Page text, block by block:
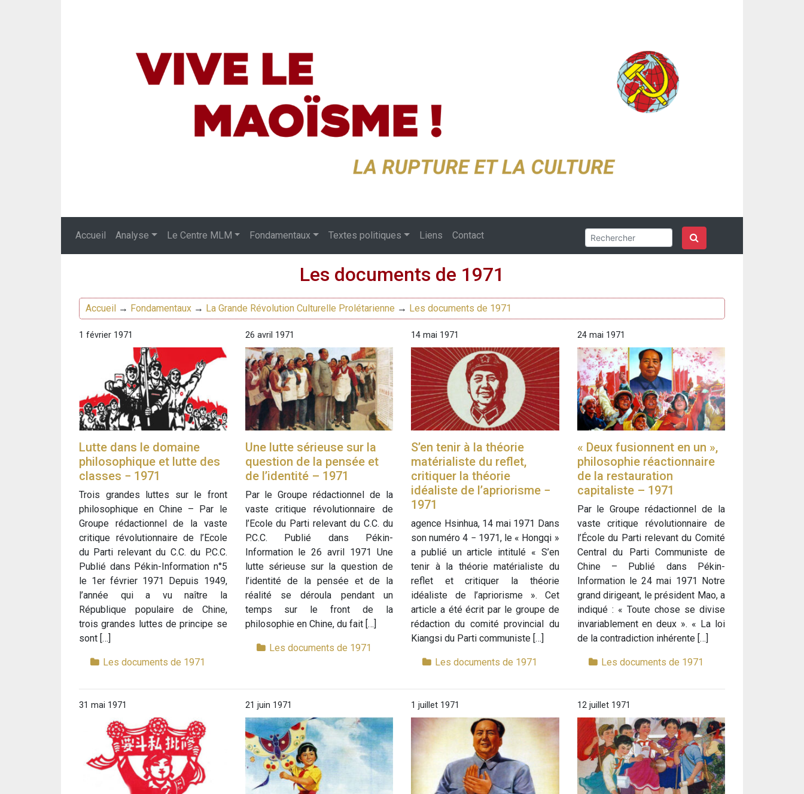
Accueil Analyse Le Centre MLM Fondamentaux Textes politiques Liens Contact
Les documents de 1971
Accueil → Fondamentaux → La Grande Révolution Culturelle Prolétarienne → Les documents de 1971
1 février 1971
Lutte dans le domaine
philosophique et lutte des
classes − 1971
Trois grandes luttes sur le front
philosophique en Chine – Par le
Groupe rédactionnel de la vaste
critique révolutionnaire de l’Ecole
du Parti relevant du C.C. du P.C.C.
Publié dans Pékin-Information n°5
le 1er février 1971 Depuis 1949,
l’année qui a vu naître la
République populaire de Chine,
trois grandes luttes de principe se
sont […]
Les documents de 1971
26 avril 1971
Une lutte sérieuse sur la
question de la pensée et
de l’identité – 1971
Par le Groupe rédactionnel de la
vaste critique révolutionnaire de
l’Ecole du Parti relevant du C.C. du
P.C.C. Publié dans Pékin-
Information le 26 avril 1971 Une
lutte sérieuse sur la question de
l’identité de la pensée et de la
réalité se déroula pendant un
temps sur le front de la
philosophie en Chine, du fait […]
Les documents de 1971
14 mai 1971
S’en tenir à la théorie
matérialiste du reflet,
critiquer la théorie
idéaliste de l’apriorisme −
1971
agence Hsinhua, 14 mai 1971 Dans
son numéro 4 − 1971, le « Hongqi »
a publié un article intitulé « S’en
tenir à la théorie matérialiste du
reflet et critiquer la théorie
idéaliste de l’apriorisme ». Cet
article a été écrit par le groupe de
rédaction du comité provincial du
Kiangsi du Parti communiste […]
Les documents de 1971
24 mai 1971
« Deux fusionnent en un »,
philosophie réactionnaire
de la restauration
capitaliste – 1971
Par le Groupe rédactionnel de la
vaste critique révolutionnaire de
l’École du Parti relevant du Comité
Central du Parti Communiste de
Chine – Publié dans Pékin-
Information le 24 mai 1971 Notre
grand dirigeant, le président Mao, a
indiqué : « Toute chose se divise
invariablement en deux ». « La loi
de la contradiction inhérente […]
Les documents de 1971
31 mai 1971 21 juin 1971 1 juillet 1971 12 juillet 1971